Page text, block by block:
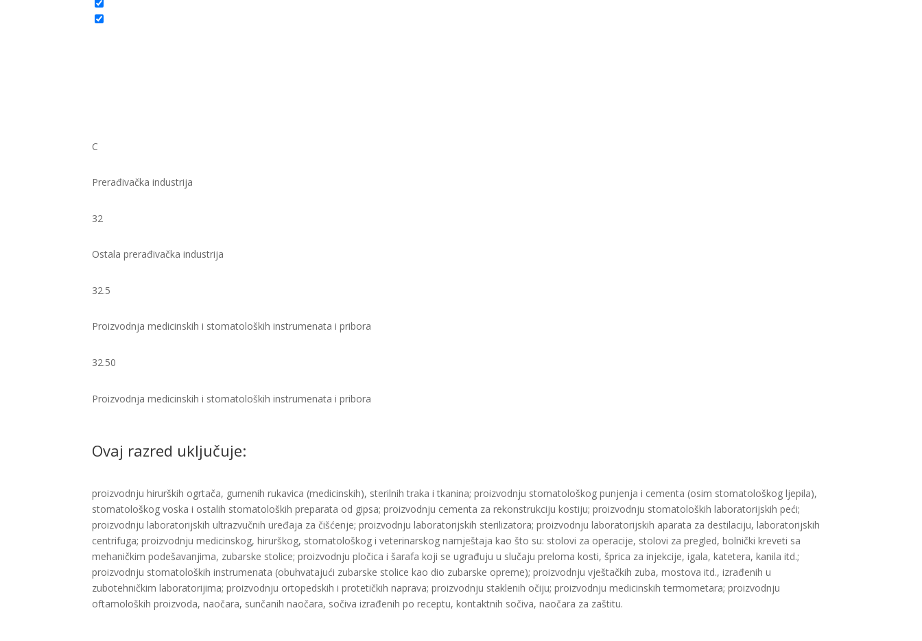
C
Prerađivačka industrija
32
Ostala prerađivačka industrija
32.5
Proizvodnja medicinskih i stomatoloških instrumenata i pribora
32.50
Proizvodnja medicinskih i stomatoloških instrumenata i pribora
Ovaj razred uključuje:
proizvodnju hirurških ogrtača, gumenih rukavica (medicinskih), sterilnih traka i tkanina; proizvodnju stomatološkog punjenja i cementa (osim stomatološkog ljepila),
stomatološkog voska i ostalih stomatoloških preparata od gipsa; proizvodnju cementa za rekonstrukciju kostiju; proizvodnju stomatoloških laboratorijskih peći;
proizvodnju laboratorijskih ultrazvučnih uređaja za čišćenje; proizvodnju laboratorijskih sterilizatora; proizvodnju laboratorijskih aparata za destilaciju, laboratorijskih
centrifuga; proizvodnju medicinskog, hirurškog, stomatološkog i veterinarskog namještaja kao što su: stolovi za operacije, stolovi za pregled, bolnički kreveti sa
mehaničkim podešavanjima, zubarske stolice; proizvodnju pločica i šarafa koji se ugrađuju u slučaju preloma kosti, šprica za injekcije, igala, katetera, kanila itd.;
proizvodnju stomatoloških instrumenata (obuhvatajući zubarske stolice kao dio zubarske opreme); proizvodnju vještačkih zuba, mostova itd., izrađenih u
zubotehničkim laboratorijima; proizvodnju ortopedskih i protetičkih naprava; proizvodnju staklenih očiju; proizvodnju medicinskih termometara; proizvodnju
oftamoloških proizvoda, naočara, sunčanih naočara, sočiva izrađenih po receptu, kontaktnih sočiva, naočara za zaštitu. ​